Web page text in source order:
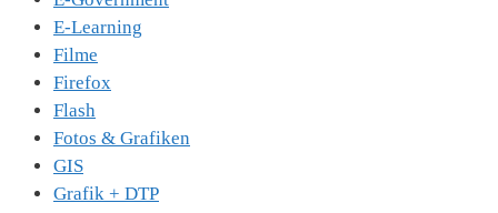
E-Learning
Filme
Firefox
Flash
Fotos & Grafiken
GIS
Grafik + DTP